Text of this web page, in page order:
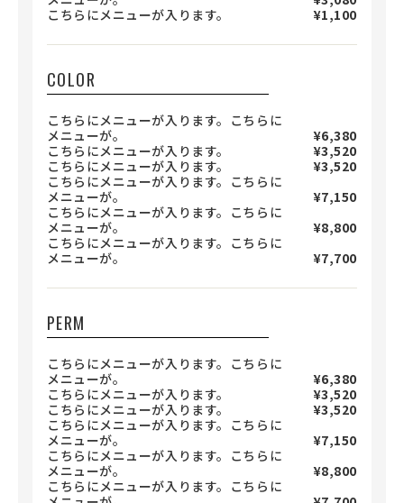
こちらにメニューが入ります。
¥1,100
COLOR
こちらにメニューが入ります。こちらに
メニューが。
¥6,380
こちらにメニューが入ります。
¥3,520
こちらにメニューが入ります。
¥3,520
こちらにメニューが入ります。こちらに
メニューが。
¥7,150
こちらにメニューが入ります。こちらに
メニューが。
¥8,800
こちらにメニューが入ります。こちらに
メニューが。
¥7,700
PERM
こちらにメニューが入ります。こちらに
メニューが。
¥6,380
こちらにメニューが入ります。
¥3,520
こちらにメニューが入ります。
¥3,520
こちらにメニューが入ります。こちらに
メニューが。
¥7,150
こちらにメニューが入ります。こちらに
メニューが。
¥8,800
こちらにメニューが入ります。こちらに